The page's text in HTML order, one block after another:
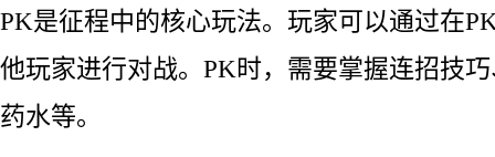
PK是征程中的核心玩法。玩家可以通过在
他玩家进行对战。PK时，需要掌握连招技
药水等。